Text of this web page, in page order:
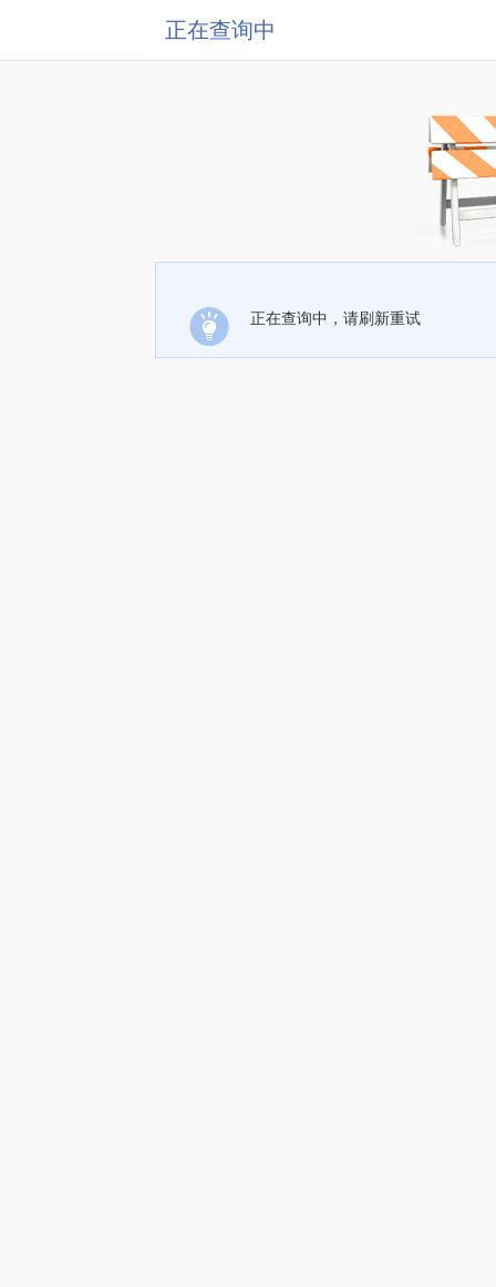
正在查询中
正在查询中，请刷新重试